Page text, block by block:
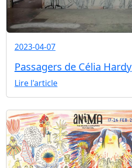
2023-04-07
Passagers de Célia Hardy
Lire l'article